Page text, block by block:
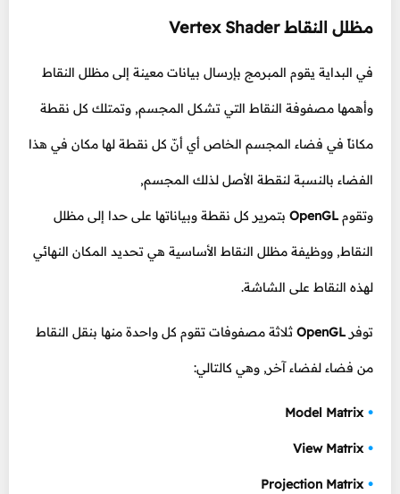
مظلل النقاط Vertex Shader
في البداية يقوم المبرمج بإرسال بيانات معينة إلى مظلل النقاط
وأهمها مصفوفة النقاط التي تشكل المجسم, وتمتلك كل نقطة
مكاناً في فضاء المجسم الخاص أي أنّ كل نقطة لها مكان في هذا
الفضاء بالنسبة لنقطة الأصل لذلك المجسم,
وتقوم OpenGL بتمرير كل نقطة وبياناتها على حدا إلى مظلل
النقاط, ووظيفة مظلل النقاط الأساسية هي تحديد المكان النهائي
لهذه النقاط على الشاشة.
توفر OpenGL ثلاثة مصفوفات تقوم كل واحدة منها بنقل النقاط
من فضاء لفضاء آخر, وهي كالتالي:
Model Matrix
View Matrix
Projection Matrix